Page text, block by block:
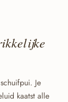
Je
kaatst alle